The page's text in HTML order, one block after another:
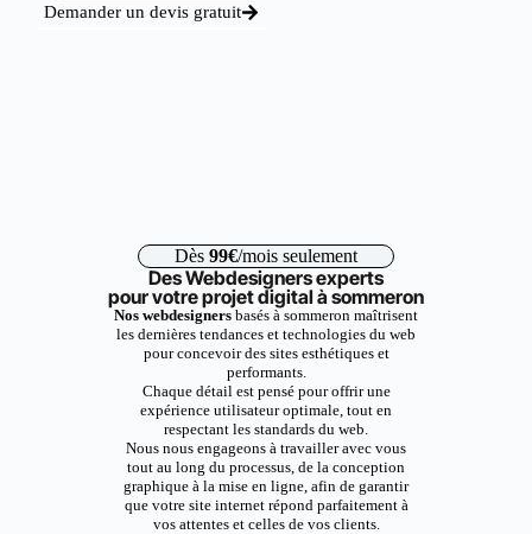
Demander un devis gratuit
Dès 99€/mois seulement
Des Webdesigners experts
pour votre projet digital à sommeron
Nos webdesigners basés à sommeron maîtrisent
les dernières tendances et technologies du web
pour concevoir des sites esthétiques et
performants.
Chaque détail est pensé pour offrir une
expérience utilisateur optimale, tout en
respectant les standards du web.
Nous nous engageons à travailler avec vous
tout au long du processus, de la conception
graphique à la mise en ligne, afin de garantir
que votre site internet répond parfaitement à
vos attentes et celles de vos clients.